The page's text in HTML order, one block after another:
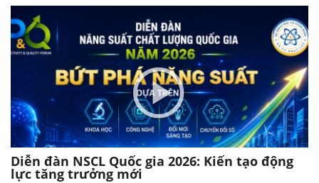
Diễn đàn NSCL Quốc gia 2026: Kiến tạo động
lực tăng trưởng mới